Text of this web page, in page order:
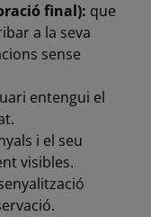
final): que
a la seva
sense
entengui el
i el seu
visibles.